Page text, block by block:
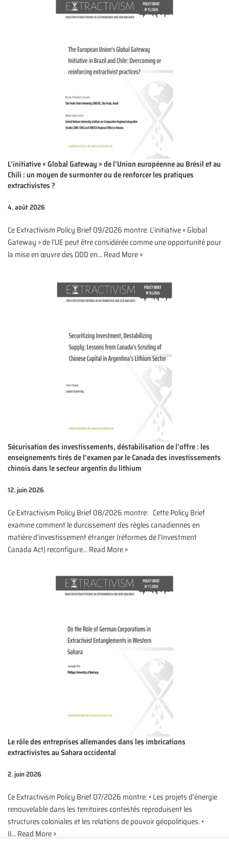
L’initiative « Global Gateway » de l’Union européenne au Brésil et au
Chili : un moyen de surmonter ou de renforcer les pratiques
extractivistes ?
4. août 2026
Ce Extractivism Policy Brief 09/2026 montre: L’initiative « Global
Gateway » de l’UE peut être considérée comme une opportunité pour
la mise en œuvre des ODD en…Read More »
Sécurisation des investissements, déstabilisation de l’offre : les
enseignements tirés de l’examen par le Canada des investissements
chinois dans le secteur argentin du lithium
12. juin 2026
Ce Extractivism Policy Brief 08/2026 montre: Cette Policy Brief
examine comment le durcissement des règles canadiennes en
matière d’investissement étranger (réformes de l’Investment
Canada Act) reconfigure…Read More »
Le rôle des entreprises allemandes dans les imbrications
extractivistes au Sahara occidental
2. juin 2026
Ce Extractivism Policy Brief 07/2026 montre: • Les projets d’énergie
renouvelable dans les territoires contestés reproduisent les
structures coloniales et les relations de pouvoir géopolitiques. •
Il…Read More »